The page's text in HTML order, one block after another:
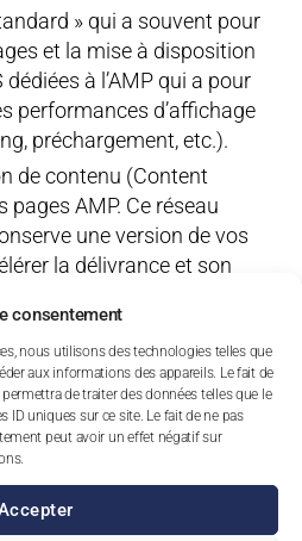
consentement
nous utilisons des technologies telles que
aux informations des appareils. Le fait de
de traiter des données telles que le
uniques sur ce site. Le fait de ne pas
peut avoir un effet négatif sur
» qui a souvent pour
et la mise à disposition
à l’AMP qui a pour
performances d’affichage
préchargement, etc.).
de contenu (Content
pages AMP. Ce réseau
une version de vos
la délivrance et son
site internet, on prend à
départ la version mobile du
l’importance des
en prenant en